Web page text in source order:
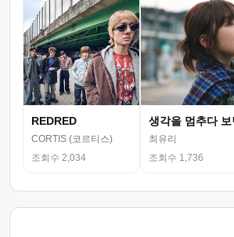
REDRED
CORTIS (코르티스)
조회수 2,034
생각을 멈추다 보
최유리
조회수 1,736